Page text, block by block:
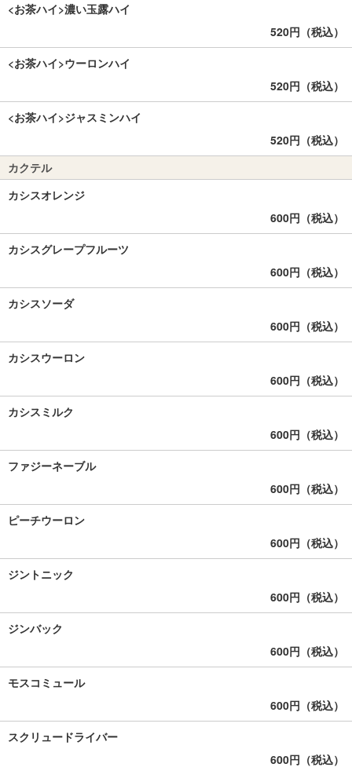
<お茶ハイ>濃い玉露ハイ
520円（税込）
<お茶ハイ>ウーロンハイ
520円（税込）
<お茶ハイ>ジャスミンハイ
520円（税込）
カクテル
カシスオレンジ
600円（税込）
カシスグレープフルーツ
600円（税込）
カシスソーダ
600円（税込）
カシスウーロン
600円（税込）
カシスミルク
600円（税込）
ファジーネーブル
600円（税込）
ピーチウーロン
600円（税込）
ジントニック
600円（税込）
ジンバック
600円（税込）
モスコミュール
600円（税込）
スクリュードライバー
600円（税込）